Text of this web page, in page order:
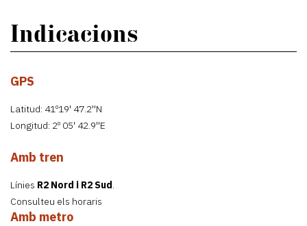
Indicacions
GPS
Latitud: 41º19' 47.2''N
Longitud: 2º 05' 42.9''E
Amb tren
Línies R2 Nord i R2 Sud .
Consulteu els horaris
Amb metro